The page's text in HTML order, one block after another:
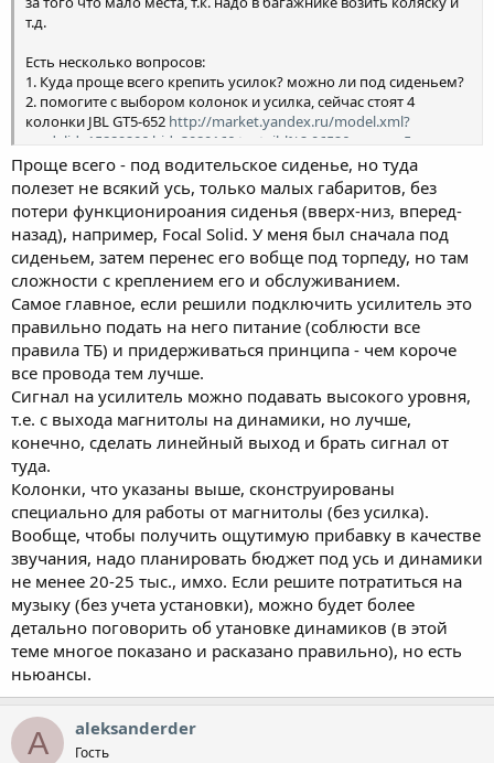
т.д.
Есть несколько вопросов:
1. Куда проще всего крепить усилок? можно ли под сиденьем?
2. помогите с выбором колонок и усилка, сейчас стоят 4
колонки JBL GT5-652 http://market.yandex.ru/model.xml?
modelid=1588920&hid=308016&text=jbl%2.0652&srnum=5
Проще всего - под водительское сиденье, но туда
полезет не всякий усь, только малых габаритов, без
потери функционироания сиденья (вверх-низ, вперед-
назад), например, Focal Solid. У меня был сначала под
сиденьем, затем перенес его вобще под торпеду, но там
сложности с креплением его и обслуживанием.
Самое главное, если решили подключить усилитель это
правильно подать на него питание (соблюсти все
правила ТБ) и придерживаться принципа - чем короче
все провода тем лучше.
Сигнал на усилитель можно подавать высокого уровня,
т.е. с выхода магнитолы на динамики, но лучше,
конечно, сделать линейный выход и брать сигнал от
туда.
Колонки, что указаны выше, сконструированы
специально для работы от магнитолы (без усилка).
Вообще, чтобы получить ощутимую прибавку в качестве
звучания, надо планировать бюджет под усь и динамики
не менее 20-25 тыс., имхо. Если решите потратиться на
музыку (без учета установки), можно будет более
детально поговорить об утановке динамиков (в этой
теме многое показано и расказано правильно), но есть
ньюансы.
A aleksanderder
Гость